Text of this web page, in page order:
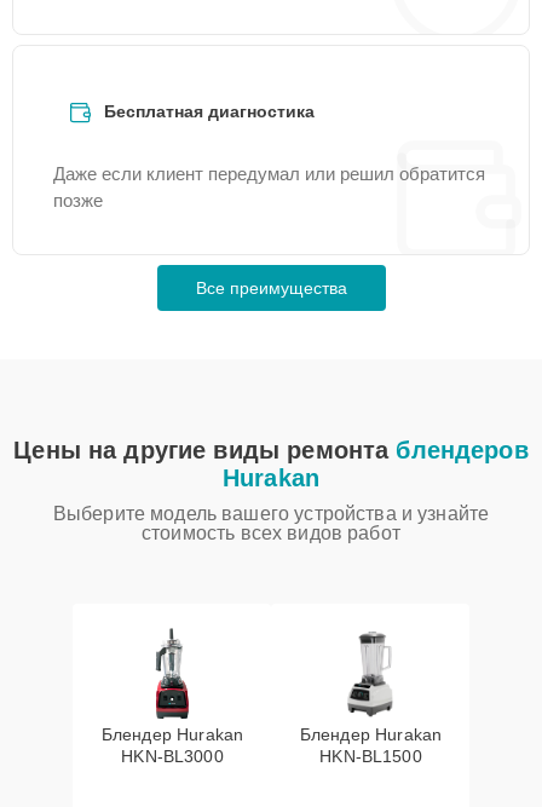
Бесплатная диагностика
Даже если клиент передумал или решил обратится
позже
Все преимущества
Цены на другие виды ремонта блендеров
Hurakan
Выберите модель вашего устройства и узнайте
стоимость всех видов работ
Блендер Hurakan
HKN‑BL3000
Блендер Hurakan
HKN‑BL1500